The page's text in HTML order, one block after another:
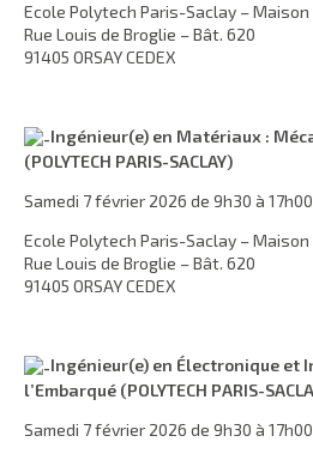
Ecole Polytech Paris-Saclay – Maison
Rue Louis de Broglie – Bât. 620
91405 ORSAY CEDEX
Ingénieur(e) en Matériaux :
(POLYTECH PARIS-SACLAY)
Samedi 7 février 2026 de 9h30 à 17h00
Ecole Polytech Paris-Saclay – Maison
Rue Louis de Broglie – Bât. 620
91405 ORSAY CEDEX
Ingénieur(e) en Électronique et
l’Embarqué (POLYTECH PARIS-
Samedi 7 février 2026 de 9h30 à 17h00